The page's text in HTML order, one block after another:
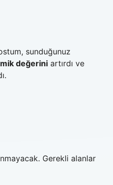
sunduğunuz
değerini artırdı ve
Gerekli alanlar